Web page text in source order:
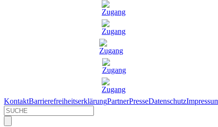
KontaktBarrierefreiheitserklärungPartnerPresseDatenschutz